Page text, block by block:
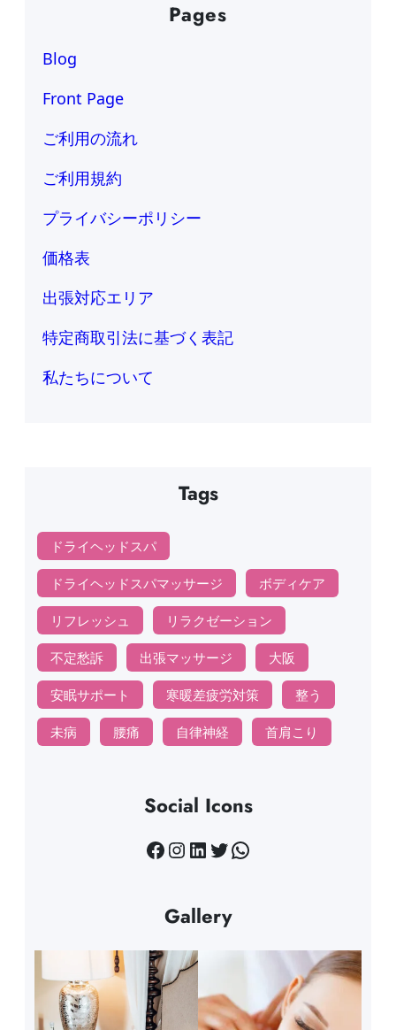
Pages
Blog
Front Page
ご利用の流れ
ご利用規約
プライバシーポリシー
価格表
出張対応エリア
特定商取引法に基づく表記
私たちについて
Tags
ドライヘッドスパ
ドライヘッドスパマッサージ ボディケア
リフレッシュ リラクゼーション
不定愁訴 出張マッサージ 大阪
安眠サポート 寒暖差疲労対策 整う
未病 腰痛 自律神経 首肩こり
Social Icons
Facebook InstagramLinkedIn Twitter WhatsApp
Gallery